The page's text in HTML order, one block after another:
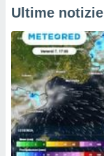
Ultime notizie